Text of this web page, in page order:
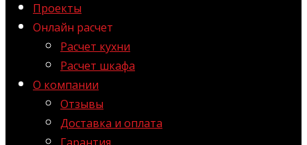
Проекты
Онлайн расчет
Расчет кухни
Расчет шкафа
О компании
Отзывы
Доставка и оплата